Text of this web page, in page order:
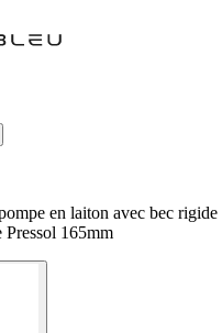
en laiton avec bec rigide
Pressol 165mm